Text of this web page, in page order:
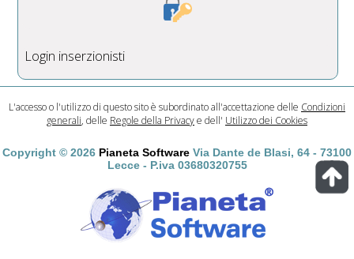
Login inserzionisti
L'accesso o l'utilizzo di questo sito è subordinato all'accettazione delle Condizioni
generali, delle Regole della Privacye dell' Utilizzo dei Cookies
Copyright © 2026 Pianeta Software Via Dante de Blasi, 64 - 73100
Lecce - P.iva 03680320755